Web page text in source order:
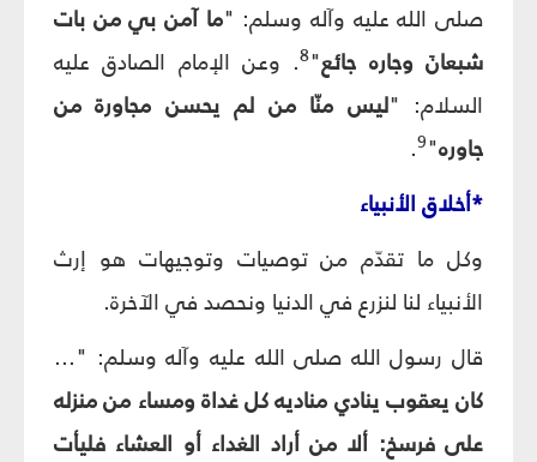
صلى الله عليه وآله وسلم: "ما آمن بي من بات
شبعانَ وجاره جائع"
8. وعن الإمام الصادق عليه
السلام: "ليس منّا من لم يحسن مجاورة من
جاوره"
9
.
*أخلاق الأنبياء
وكل ما تقدّم من توصيات وتوجيهات هو إرث
الأنبياء لنا لنزرع في الدنيا ونحصد في الآخرة.
قال رسول الله صلى الله عليه وآله وسلم: "...
كان يعقوب ينادي مناديه كل غداة ومساء من منزله
على فرسخ: ألا من أراد الغداء أو العشاء فليأت